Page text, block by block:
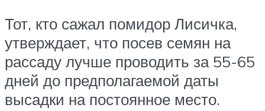
Тот, кто сажал помидор Лисичка,
утверждает, что посев семян на
рассаду лучше проводить за 55-65
дней до предполагаемой даты
высадки на постоянное место.